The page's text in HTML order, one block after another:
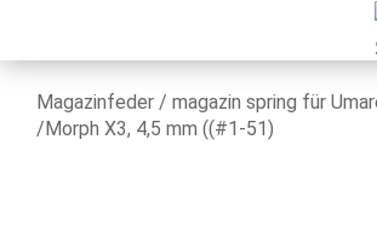
Magazinfeder / magazin spring für
/Morph X3, 4,5 mm ((#1-51)